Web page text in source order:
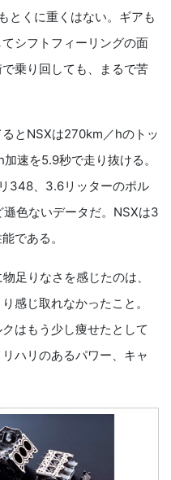
とくに重くはない。ギアも
シフトフィーリングの面
乗り回しても、まるで苦
とNSXは270km／hのトッ
速を5.9秒で走り抜ける。
348、3.6リッターのポル
色ないデータだ。NSXは3
である。
足りなさを感じたのは、
感じ取れなかったこと。
はもう少し痩せたとして
ハリのあるパワー、キャ